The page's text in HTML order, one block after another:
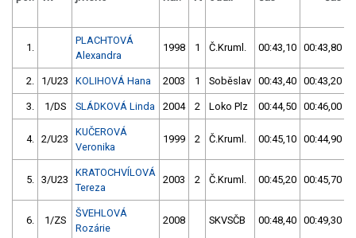
1.
PLACHTOVÁ
Alexandra
1998 1 Č.Kruml. 00:43,10 00:43,80
2. 1/U23 KOLIHOVÁ Hana 2003 1 Soběslav 00:43,40 00:43,20
3. 1/DS SLÁDKOVÁ Linda 2004 2 Loko Plz 00:44,50 00:46,00
4. 2/U23
KUČEROVÁ
Veronika
1999 2 Č.Kruml. 00:45,10 00:44,90
5. 3/U23
KRATOCHVÍLOVÁ
Tereza
2003 2 Č.Kruml. 00:45,20 00:45,70
6. 1/ZS
ŠVEHLOVÁ
Rozárie
2008 SKVSČB 00:48,40 00:49,30